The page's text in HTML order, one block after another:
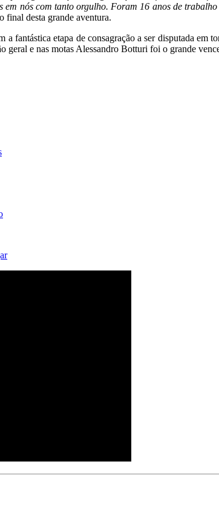
em nós com tanto orgulho. Foram 16 anos de
final desta grande aventura.
a fantástica etapa de consagração a ser disputada
geral e nas motas Alessandro Botturi foi o grande